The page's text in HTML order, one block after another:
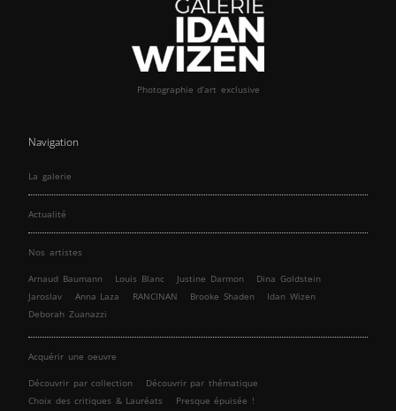
Photographie d’art exclusive
Navigation
La galerie
Actualité
Nos artistes
Arnaud Baumann Louis Blanc Justine Darmon
Dina Goldstein
Jaroslav
Anna Laza RANCINAN Brooke Shaden
Idan Wizen
Deborah Zuanazzi
Acquérir une oeuvre
Découvrir par collection
Découvrir par thématique
Choix des critiques & Lauréats
Presque épuisée !